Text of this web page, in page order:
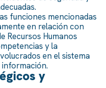
funciones mencionadas
en relación con
Recursos Humanos
y la
en el sistema
información.
y